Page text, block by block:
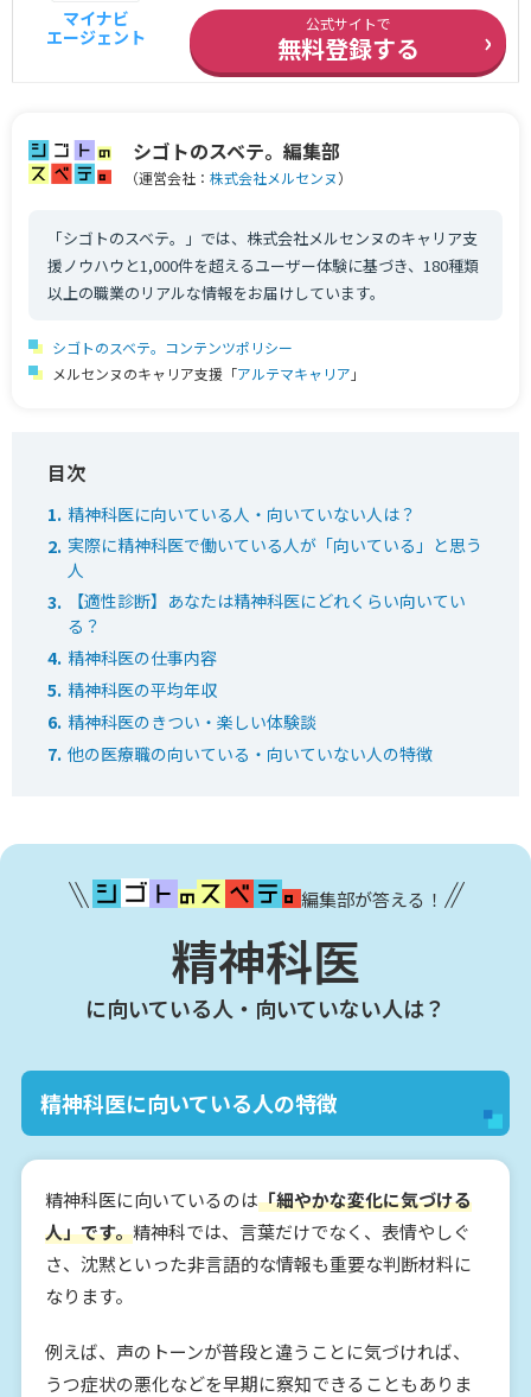
マイナビ
エージェント
公式サイトで
無料登録する ›
シゴトのスベテ。編集部
（運営会社： 株式会社メルセンヌ）
「シゴトのスベテ。」では、株式会社メルセンヌのキャリア支
援ノウハウと1,000件を超えるユーザー体験に基づき、180種類
以上の職業のリアルな情報をお届けしています。
シゴトのスベテ。コンテンツポリシー
メルセンヌのキャリア支援「アルテマキャリア 」
精神科医に向いている人・向いていない人は？
実際に精神科医で働いている人が「向いている」と思う
人
【適性診断】あなたは精神科医にどれくらい向いてい
る？
精神科医の仕事内容
精神科医の平均年収
精神科医のきつい・楽しい体験談
他の医療職の向いている・向いていない人の特徴
編集部が答える！
精神科医
に向いている人・向いていない人は？
精神科医に向いている人の特徴
精神科医に向いているのは「細やかな変化に気づける
人」です。精神科では、言葉だけでなく、表情やしぐ
さ、沈黙といった非言語的な情報も重要な判断材料に
なります。
例えば、声のトーンが普段と違うことに気づければ、
うつ症状の悪化などを早期に察知できることもありま